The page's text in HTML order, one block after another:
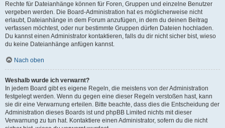
Rechte für Dateianhänge können für Foren, Gruppen und einzelne Benutzer
vergeben werden. Die Board-Administration hat es möglicherweise nicht
erlaubt, Dateianhänge in dem Forum anzufügen, in dem du deinen Beitrag
verfassen möchtest, oder nur bestimmte Gruppen dürfen Dateien hochladen.
Du kannst einen Administrator kontaktieren, falls du dir nicht sicher bist, wieso
du keine Dateianhänge anfügen kannst.
Nach oben
Weshalb wurde ich verwarnt?
In jedem Board gibt es eigene Regeln, die meistens von der Administration
festgelegt werden. Wenn du gegen eine dieser Regeln verstoßen hast, kann
sie dir eine Verwarnung erteilen. Bitte beachte, dass dies die Entscheidung der
Administration dieses Boards ist und phpBB Limited nichts mit dieser
Verwarnung zu tun hat. Kontaktiere einen Administrator, sofern du die nicht